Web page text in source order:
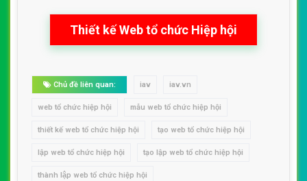
Thiết kế Web tổ chức Hiệp hội
Chủ đề liên quan: iav iav.vn
web tổ chức hiệp hội mẫu web tổ chức hiệp hội
thiết kế web tổ chức hiệp hội tạo web tổ chức hiệp hội
lập web tổ chức hiệp hội tạo lập web tổ chức hiệp hội
thành lập web tổ chức hiệp hội